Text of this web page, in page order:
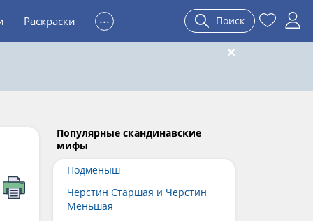
Раскраски ... Поиск
Популярные скандинавские
мифы
Подменыш
Черстин Старшая и Черстин
Меньшая